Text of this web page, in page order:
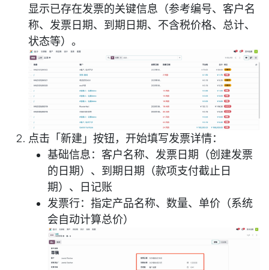
显示已存在发票的关键信息（参考编号、客户名
称、发票日期、到期日期、不含税价格、总计、
状态等）。
点击「新建」按钮，开始填写发票详情：
基础信息：客户名称、发票日期（创建发票
的日期）、到期日期（款项支付截止日
期）、日记账
发票行：指定产品名称、数量、单价（系统
会自动计算总价）